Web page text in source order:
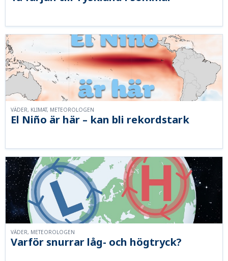
El Niño är här – kan bli rekordstark
VÄDER, KLIMAT, METEOROLOGEN
Varför snurrar låg- och högtryck?
VÄDER, METEOROLOGEN